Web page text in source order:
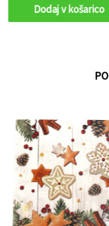
Dodaj v košarico